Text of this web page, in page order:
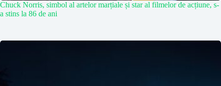
Chuck Norris, simbol al artelor marțiale și star al filmelor de acțiune, s-
a stins la 86 de ani